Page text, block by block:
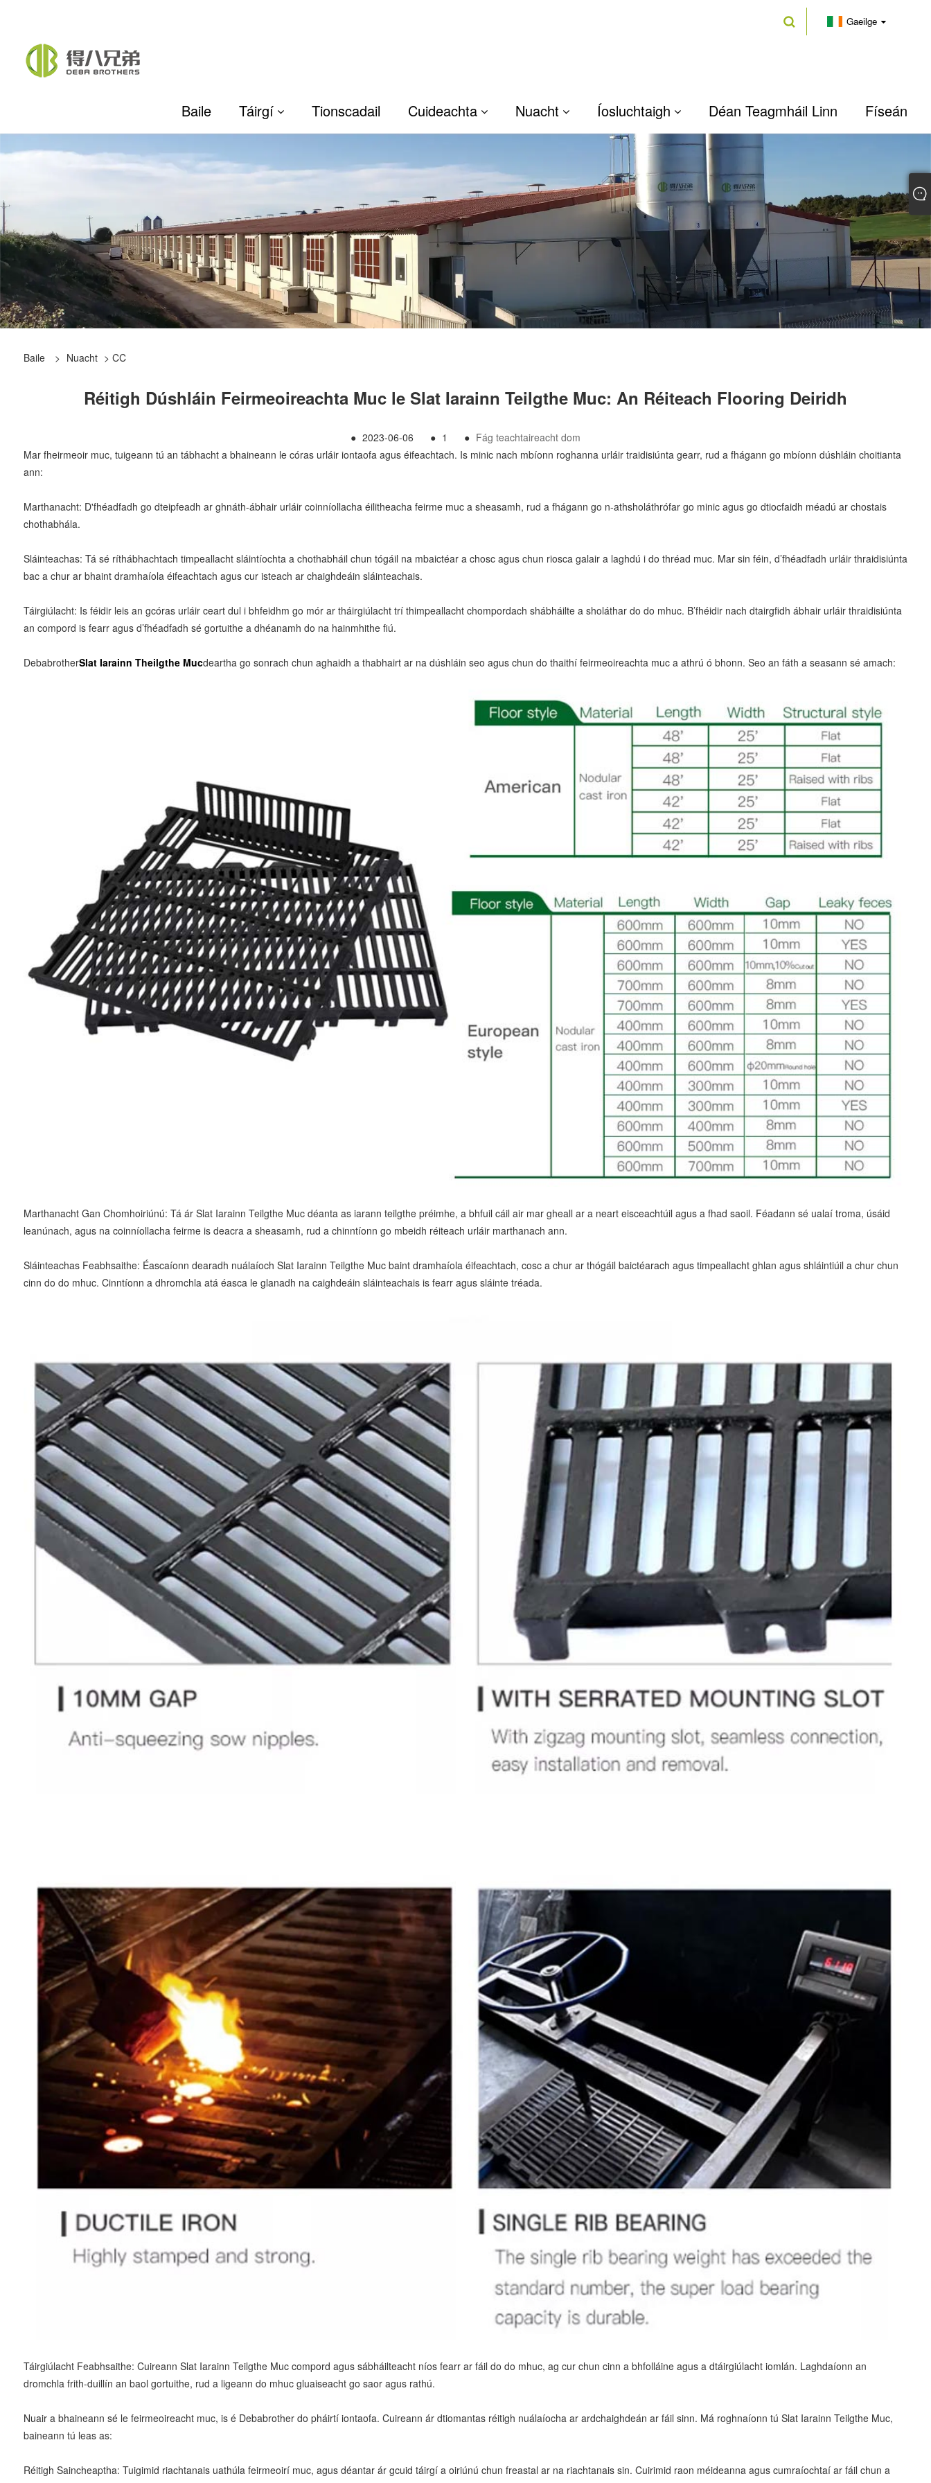
Gaeilge
Baile Táirgí Tionscadail Cuideachta Nuacht Íosluchtaigh Déan Teagmháil Linn Físeán
Baile > Nuacht > CC
Réitigh Dúshláin Feirmeoireachta Muc le Slat Iarainn Teilgthe Muc: An Réiteach Flooring Deiridh
● 2023-06-06 ● 1 ● Fág teachtaireacht dom
Mar fheirmeoir muc, tuigeann tú an tábhacht a bhaineann le córas urláir iontaofa agus éifeachtach. Is minic nach mbíonn roghanna urláir traidisiúnta gearr, rud a fhágann go mbíonn dúshláin choitianta
ann:
Marthanacht: D'fhéadfadh go dteipfeadh ar ghnáth-ábhair urláir coinníollacha éilitheacha feirme muc a sheasamh, rud a fhágann go n-athsholáthrófar go minic agus go dtiocfaidh méadú ar chostais
chothabhála.
Sláinteachas: Tá sé ríthábhachtach timpeallacht sláintíochta a chothabháil chun tógáil na mbaictéar a chosc agus chun riosca galair a laghdú i do thréad muc. Mar sin féin, d’fhéadfadh urláir thraidisiúnta
bac a chur ar bhaint dramhaíola éifeachtach agus cur isteach ar chaighdeáin sláinteachais.
Táirgiúlacht: Is féidir leis an gcóras urláir ceart dul i bhfeidhm go mór ar tháirgiúlacht trí thimpeallacht chompordach shábháilte a sholáthar do do mhuc. B’fhéidir nach dtairgfidh ábhair urláir thraidisiúnta
an compord is fearr agus d’fhéadfadh sé gortuithe a dhéanamh do na hainmhithe fiú.
DebabrotherSlat Iarainn Theilgthe Mucdeartha go sonrach chun aghaidh a thabhairt ar na dúshláin seo agus chun do thaithí feirmeoireachta muc a athrú ó bhonn. Seo an fáth a seasann sé amach:
Marthanacht Gan Chomhoiriúnú: Tá ár Slat Iarainn Teilgthe Muc déanta as iarann ​​teilgthe préimhe, a bhfuil cáil air mar gheall ar a neart eisceachtúil agus a fhad saoil. Féadann sé ualaí troma, úsáid
leanúnach, agus na coinníollacha feirme is deacra a sheasamh, rud a chinntíonn go mbeidh réiteach urláir marthanach ann.
Sláinteachas Feabhsaithe: Éascaíonn dearadh nuálaíoch Slat Iarainn Teilgthe Muc baint dramhaíola éifeachtach, cosc ​​a chur ar thógáil baictéarach agus timpeallacht ghlan agus shláintiúil a chur chun
cinn do do mhuc. Cinntíonn a dhromchla atá éasca le glanadh na caighdeáin sláinteachais is fearr agus sláinte tréada.
Táirgiúlacht Feabhsaithe: Cuireann Slat Iarainn Teilgthe Muc compord agus sábháilteacht níos fearr ar fáil do do mhuc, ag cur chun cinn a bhfolláine agus a dtáirgiúlacht iomlán. Laghdaíonn an
dromchla frith-duillín an baol gortuithe, rud a ligeann do mhuc gluaiseacht go saor agus rathú.
Nuair a bhaineann sé le feirmeoireacht muc, is é Debabrother do pháirtí iontaofa. Cuireann ár dtiomantas réitigh nuálaíocha ar ardchaighdeán ar fáil sinn. Má roghnaíonn tú Slat Iarainn Teilgthe Muc,
baineann tú leas as:
Réitigh Saincheaptha: Tuigimid riachtanais uathúla feirmeoirí muc, agus déantar ár gcuid táirgí a oiriúnú chun freastal ar na riachtanais sin. Cuirimid raon méideanna agus cumraíochtaí ar fáil chun a